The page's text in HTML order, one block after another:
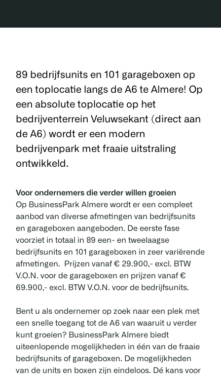
89 bedrijfsunits en 101 garageboxen op
een toplocatie langs de A6 te Almere! Op
een absolute toplocatie op het
bedrijventerrein Veluwsekant (direct aan
de A6) wordt er een modern
bedrijvenpark met fraaie uitstraling
ontwikkeld.
Voor ondernemers die verder willen groeien
Op BusinessPark Almere wordt er een compleet
aanbod van diverse afmetingen van bedrijfsunits
en garageboxen aangeboden. De eerste fase
voorziet in totaal in 89 een- en tweelaagse
bedrijfsunits en 101 garageboxen in zeer variërende
afmetingen. Prijzen vanaf € 29.900,- excl. BTW
V.O.N. voor de garageboxen en prijzen vanaf €
69.900,- excl. BTW V.O.N. voor de bedrijfsunits.
Bent u als ondernemer op zoek naar een plek met
een snelle toegang tot de A6 van waaruit u verder
kunt groeien? BusinessPark Almere biedt
uiteenlopende mogelijkheden in één van de fraaie
bedrijfsunits of garageboxen. De mogelijkheden
van de units en boxen zijn eindeloos. Dé kans voor